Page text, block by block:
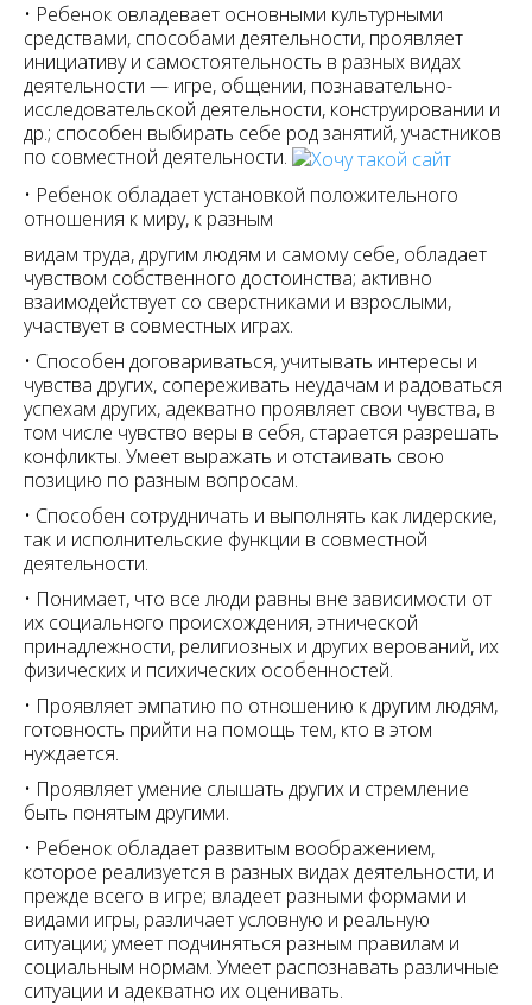
• Ребенок овладевает основными культурными
средствами, способами деятельности, проявляет
инициативу и самостоятельность в разных видах
деятельности — игре, общении, познавательно-
исследовательской деятельности, конструировании и
др.; способен выбирать себе род занятий, участников
по совместной деятельности.
• Ребенок обладает установкой положительного
отношения к миру, к разным
видам труда, другим людям и самому себе, обладает
чувством собственного достоинства; активно
взаимодействует со сверстниками и взрослыми,
участвует в совместных играх.
• Способен договариваться, учитывать интересы и
чувства других, сопереживать неудачам и радоваться
успехам других, адекватно проявляет свои чувства, в
том числе чувство веры в себя, старается разрешать
конфликты. Умеет выражать и отстаивать свою
позицию по разным вопросам.
• Способен сотрудничать и выполнять как лидерские,
так и исполнительские функции в совместной
деятельности.
• Понимает, что все люди равны вне зависимости от
их социального происхождения, этнической
принадлежности, религиозных и других верований, их
физических и психических особенностей.
• Проявляет эмпатию по отношению к другим людям,
готовность прийти на помощь тем, кто в этом
нуждается.
• Проявляет умение слышать других и стремление
быть понятым другими.
• Ребенок обладает развитым воображением,
которое реализуется в разных видах деятельности, и
прежде всего в игре; владеет разными формами и
видами игры, различает условную и реальную
ситуации; умеет подчиняться разным правилам и
социальным нормам. Умеет распознавать различные
ситуации и адекватно их оценивать.